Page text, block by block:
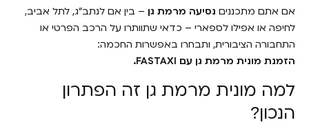
אם אתם מתכנניםנסיעה מרמת גן – בין אם לנתב"ג, לתל אביב,
לחיפה או אפילו לספארי – כדאי שתוותרו על הרכב הפרטי או
התחבורה הציבורית, ותבחרו באפשרות החכמה:
הזמנת מונית מרמת גן עם FASTAXI.
למה מונית מרמת גן זה הפתרון
הנכון?